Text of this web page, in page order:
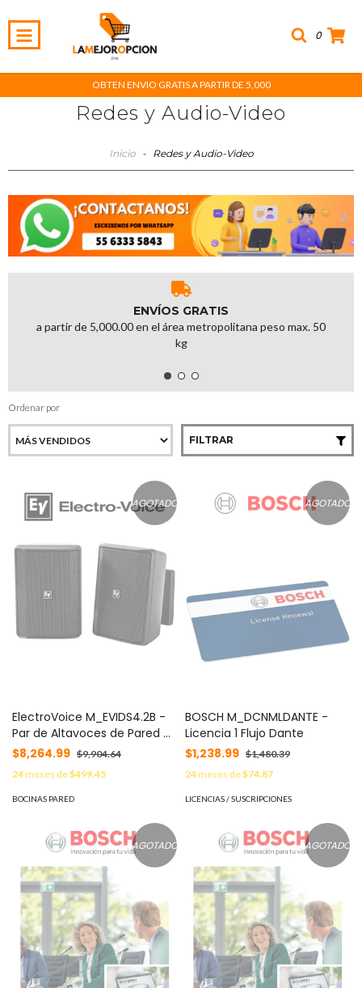
0
OBTEN ENVIO GRATIS A PARTIR DE 5,000
Redes y Audio-Video
Inicio - Redes y Audio-Video
ENVÍOS GRATIS
a partir de 5,000.00 en el área metropolitana peso max. 50
kg
Ordenar por
FILTRAR
AGOTADO
ElectroVoice M_EVIDS4.2B -
Par de Altavoces de Pared 4"
/ 40W / 8Ω / Negro / EVID-S
$8,264.99 $9,904.64
24meses de$499.45
BOCINAS PARED
AGOTADO
BOSCH M_DCNMLDANTE -
Licencia 1 Flujo Dante
$1,238.99 $1,480.39
24meses de$74.87
LICENCIAS / SUSCRIPCIONES
AGOTADO AGOTADO